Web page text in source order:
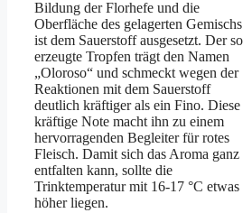
Bildung der Florhefe und die
Oberfläche des gelagerten Gemischs
ist dem Sauerstoff ausgesetzt. Der so
erzeugte Tropfen trägt den Namen
„Oloroso“ und schmeckt wegen der
Reaktionen mit dem Sauerstoff
deutlich kräftiger als ein Fino. Diese
kräftige Note macht ihn zu einem
hervorragenden Begleiter für rotes
Fleisch. Damit sich das Aroma ganz
entfalten kann, sollte die
Trinktemperatur mit 16-17 °C etwas
höher liegen.